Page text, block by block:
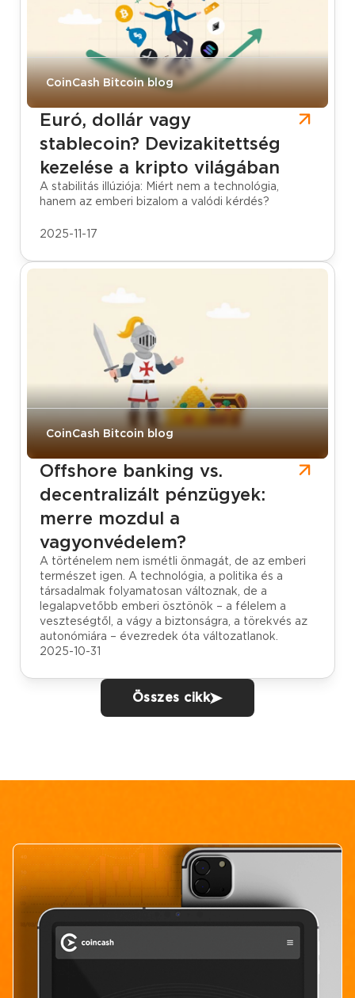
CoinCash Bitcoin blog
Euró, dollár vagy
stablecoin? Devizakitettség
kezelése a kripto világában
A stabilitás illúziója: Miért nem a technológia,
hanem az emberi bizalom a valódi kérdés?
2025-11-17
CoinCash Bitcoin blog
Offshore banking vs.
decentralizált pénzügyek:
merre mozdul a
vagyonvédelem?
A történelem nem ismétli önmagát, de az emberi
természet igen. A technológia, a politika és a
társadalmak folyamatosan változnak, de a
legalapvetőbb emberi ösztönök – a félelem a
veszteségtől, a vágy a biztonságra, a törekvés az
autonómiára – évezredek óta változatlanok.
2025-10-31
Összes cikk